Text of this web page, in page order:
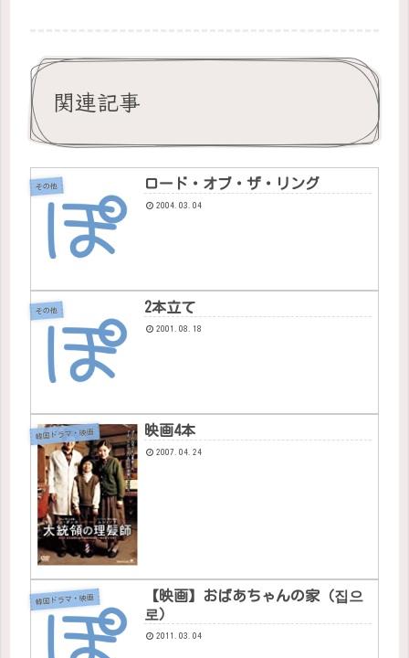
関連記事
その他 ロード・オブ・ザ・リング
2004.03.04
その他 2本立て
2001.08.18
韓国ドラマ・映画 映画4本
2007.04.24
韓国ドラマ・映画
【映画】おばあちゃんの家（집으
로）
2011.03.04